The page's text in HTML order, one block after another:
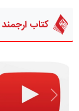
کتاب ارجمند
قبلی